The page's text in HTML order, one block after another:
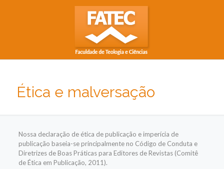
Ética e malversação
Nossa declaração de ética de publicação e imperícia de
publicação baseia-se principalmente no Código de Conduta e
Diretrizes de Boas Práticas para Editores de Revistas (Comitê
de Ética em Publicação, 2011).